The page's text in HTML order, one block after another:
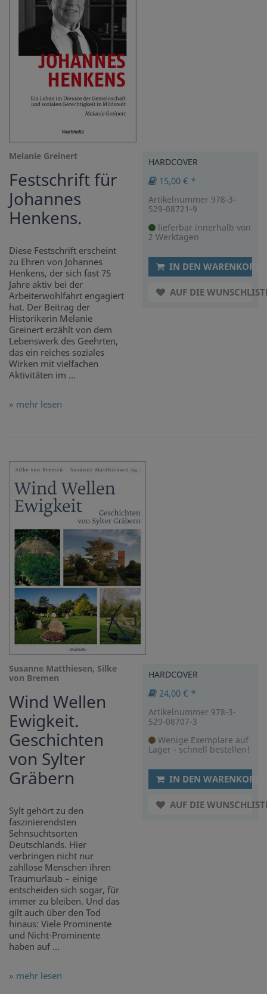
Melanie Greinert
Festschrift für
Johannes
Henkens.
Diese Festschrift erscheint
zu Ehren von Johannes
Henkens, der sich fast 75
Jahre aktiv bei der
Arbeiterwohlfahrt engagiert
hat. Der Beitrag der
Historikerin Melanie
Greinert erzählt von dem
Lebenswerk des Geehrten,
das ein reiches soziales
Wirken mit vielfachen
Aktivitäten im ...
» mehr lesen
HARDCOVER
15,00 € *
Artikelnummer 978-3-
529-08721-9
lieferbar innerhalb von
2 Werktagen
IN DEN WARENKORB
AUF DIE
Susanne Matthiesen, Silke
von Bremen
Wind Wellen
Ewigkeit.
Geschichten
von Sylter
Gräbern
Sylt gehört zu den
faszinierendsten
Sehnsuchtsorten
Deutschlands. Hier
verbringen nicht nur
zahllose Menschen ihren
Traumurlaub – einige
entscheiden sich sogar, für
immer zu bleiben. Und das
gilt auch über den Tod
hinaus: Viele Prominente
und Nicht-Prominente
haben auf ...
» mehr lesen
HARDCOVER
24,00 € *
Artikelnummer 978-3-
529-08707-3
Wenige Exemplare auf
Lager - schnell bestellen!
IN DEN WARENKORB
AUF DIE